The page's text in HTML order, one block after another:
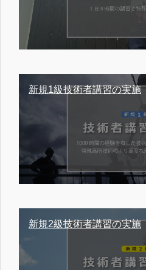
新規1級技術者講習の実施
新規2級技術者講習の実施